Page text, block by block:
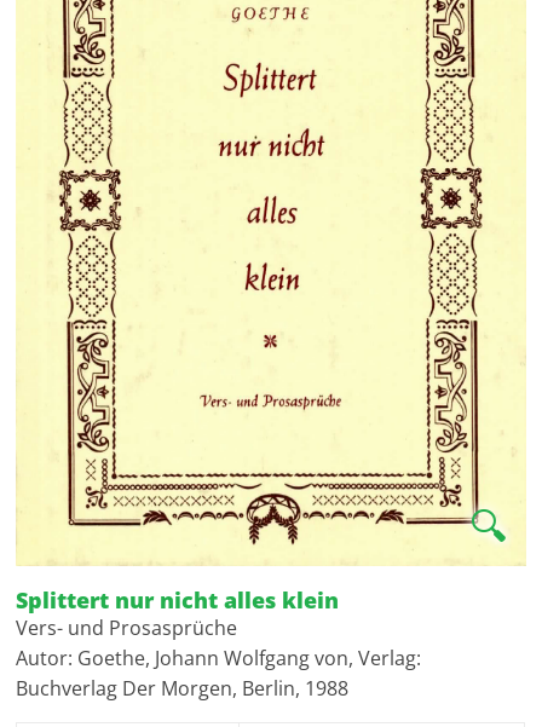
🔍
Splittert nur nicht alles klein
Vers- und Prosasprüche
Autor: Goethe, Johann Wolfgang von, Verlag:
Buchverlag Der Morgen, Berlin, 1988